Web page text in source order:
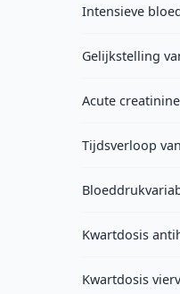
Intensieve
Gelijkstelling
Acute
Tijdsverloop
Kwartdosis
Kwartdosis